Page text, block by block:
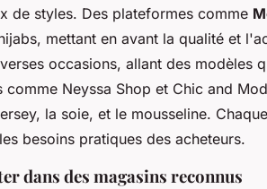
de styles. Des plateformes comme
mettant en avant la qualité et
occasions, allant des modèles
Neyssa Shop et Chic and
la soie, et le mousseline.
besoins pratiques des acheteurs.
dans des magasins reconnus